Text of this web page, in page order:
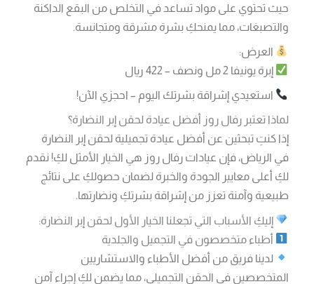
حيث تحتوي على مواد تساعد في التخلص من البقع الداكنة
والتصبغات، مما يمنحكِ بشرة مشرقة ومتجانسة.
العرض:
إبرة يونيفا 2 مل ونصف – 422 ريال
استعيدي إشراقة بشرتك اليوم – احجزي الآن!
لماذا تعتبر رفال روز أفضل عيادة لحقن إبر النضارة؟
إذا كنتِ تبحثين عن أفضل عيادة تجميلية لحقن إبر النضارة
في الرياض، فإن عيادات رفال روز هي الخيار الأمثل لكِ! نقدم
لكِ أعلى معايير الجودة والخبرة لضمان حصولكِ على نتائج
طبيعية وآمنة تعزز من إشراقة بشرتكِ ونضارتها.
إليكِ الأسباب التي تجعلنا الخيار الأول لحقن إبر النضارة:
أطباء متخصصون في التجميل والجلدية
لدينا فريق من أفضل الأطباء والاستشاريين
المتخصصين في الحقن التجميلي، مما يضمن لكِ إجراء آمن